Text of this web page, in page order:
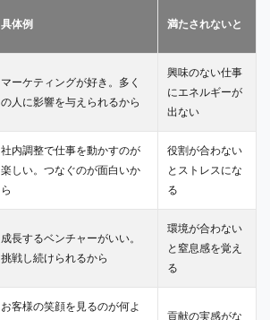
具体例 満たされないと
マーケティングが好き。多く
の人に影響を与えられるから
興味のない仕事
にエネルギーが
出ない
社内調整で仕事を動かすのが
楽しい。つなぐのが面白いか
ら
役割が合わない
とストレスにな
る
成長するベンチャーがいい。
挑戦し続けられるから
環境が合わない
と窒息感を覚え
る
お客様の笑顔を見るのが何よ
貢献の実感がな